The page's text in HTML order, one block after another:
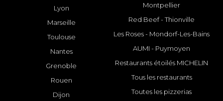
Lyon
Marseille
Toulouse
Nantes
Grenoble
Rouen
Dijon
Montpellier
Red Beef - Thionville
Les Roses - Mondorf-Les-Bains
AUMI - Puymoyen
Restaurants étoilés MICHELIN
Tous les restaurants
Toutes les pizzerias